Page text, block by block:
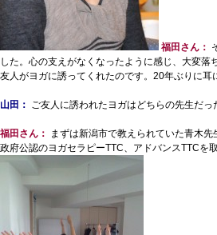
福田さん：
した。心の支えがなくなったように感じ、大変
友人がヨガに誘ってくれたのです。20年ぶりに
山田： ご友人に誘われたヨガはどちらの先生だっ
福田さん：
まずは新潟市で教えられていた青木
政府公認のヨガセラピーTTC、アドバンスTTCを